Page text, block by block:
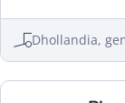
Dhollandia,